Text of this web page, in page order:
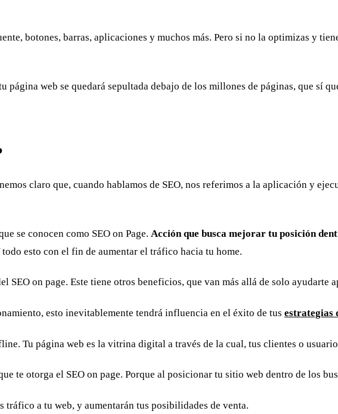
botones, barras, aplicaciones y muchos más. Pero si no la optimizas y
página web se quedará sepultada debajo de los millones de páginas, que sí
claro que, cuando hablamos de SEO, nos referimos a la aplicación y
se conocen como SEO on Page. Acción que busca mejorar tu posición
esto con el fin de aumentar el tráfico hacia tu home.
SEO on page. Este tiene otros beneficios, que van más allá de solo ayudarte
esto inevitablemente tendrá influencia en el éxito de tus estrategias
Tu página web es la vitrina digital a través de la cual, tus clientes o
te otorga el SEO on page. Porque al posicionar tu sitio web dentro de los
tráfico a tu web, y aumentarán tus posibilidades de venta.